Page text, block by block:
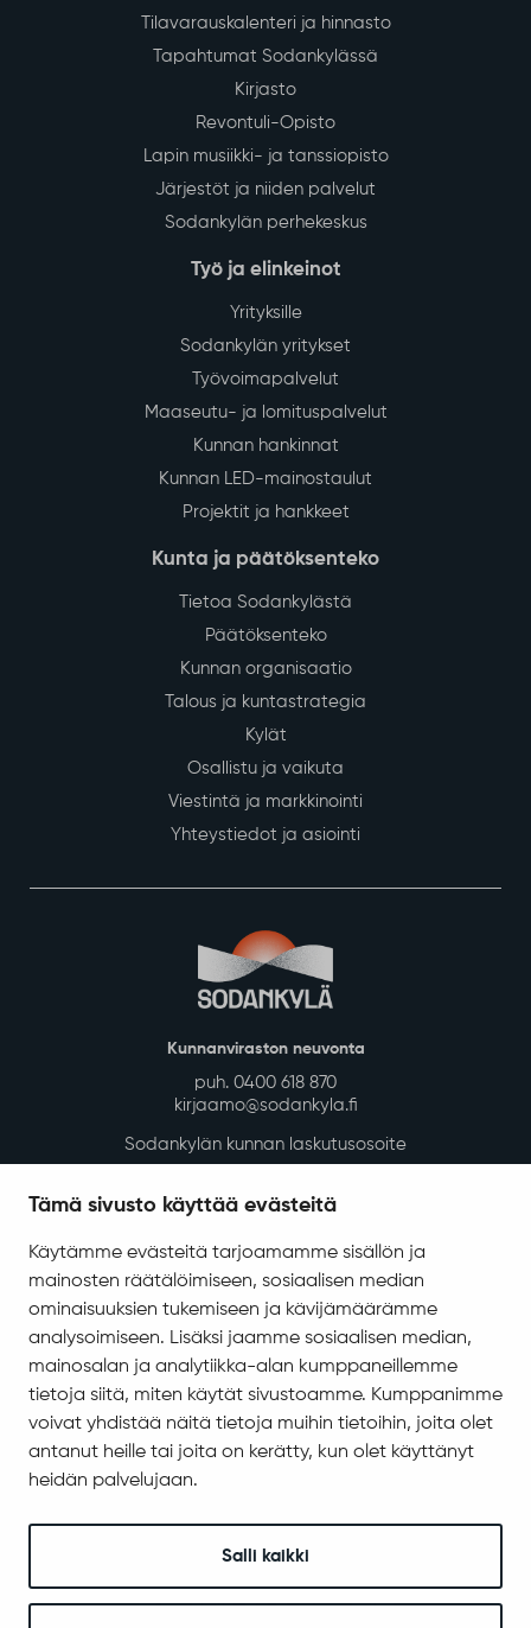
Tämä sivusto käyttää evästeitä
Käytämme evästeitä tarjoamamme sisällön ja
mainosten räätälöimiseen, sosiaalisen median
ominaisuuksien tukemiseen ja kävijämäärämme
analysoimiseen. Lisäksi jaamme sosiaalisen median,
mainosalan ja analytiikka-alan kumppaneillemme
tietoja siitä, miten käytät sivustoamme. Kumppanimme
voivat yhdistää näitä tietoja muihin tietoihin, joita olet
antanut heille tai joita on kerätty, kun olet käyttänyt
heidän palvelujaan.
Salli kaikki
Tilavarauskalenteri ja hinnasto
Tapahtumat Sodankylässä
Kirjasto
Revontuli-Opisto
Lapin musiikki- ja tanssiopisto
Järjestöt ja niiden palvelut
Sodankylän perhekeskus
Työ ja elinkeinot
Yrityksille
Sodankylän yritykset
Työvoimapalvelut
Maaseutu- ja lomituspalvelut
Kunnan hankinnat
Kunnan LED-mainostaulut
Projektit ja hankkeet
Kunta ja päätöksenteko
Tietoa Sodankylästä
Päätöksenteko
Kunnan organisaatio
Talous ja kuntastrategia
Kylät
Osallistu ja vaikuta
Viestintä ja markkinointi
Yhteystiedot ja asiointi
Kunnanviraston neuvonta
puh. 0400 618 870
kirjaamo@sodankyla.fi
Sodankylän kunnan laskutusosoite
Asiakirjajulkisuuskuvaus
Evästeiden hallinta
Yhteystiedot
Jäämerentie 1, 99601 Sodankylä
Kaikki yhteystiedot
Henkilökunnan intranet
Seuraa meitä